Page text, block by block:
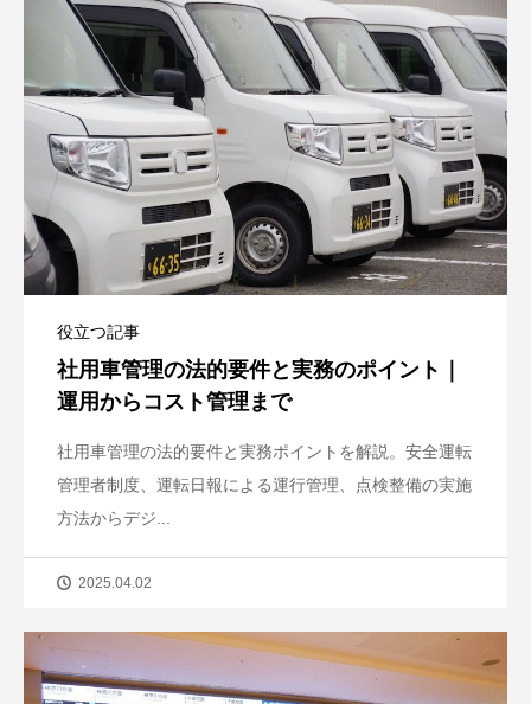
役立つ記事
社用車管理の法的要件と実務のポイント｜
運用からコスト管理まで
社用車管理の法的要件と実務ポイントを解説。安全運転
管理者制度、運転日報による運行管理、点検整備の実施
方法からデジ...
2025.04.02